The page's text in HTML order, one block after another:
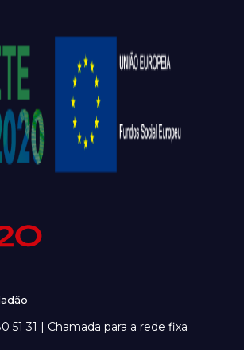
51 31 | Chamada para a rede fixa